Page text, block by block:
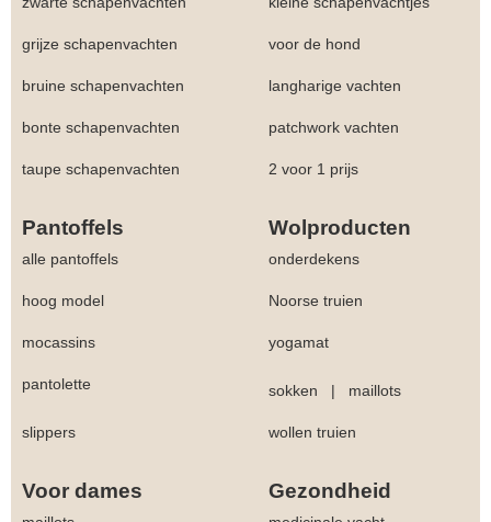
grijze schapenvachten voor de hond
bruine schapenvachten langharige vachten
bonte schapenvachten patchwork vachten
taupe schapenvachten 2 voor 1 prijs
Pantoffels Wolproducten
alle pantoffels onderdekens
hoog model Noorse truien
mocassins yogamat
pantolette sokken | maillots
slippers wollen truien
Voor dames Gezondheid